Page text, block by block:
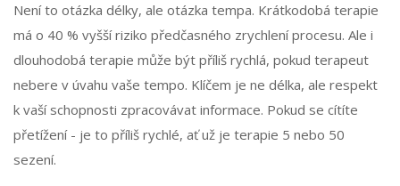
Není to otázka délky, ale otázka tempa. Krátkodobá terapie
má o 40 % vyšší riziko předčasného zrychlení procesu. Ale i
dlouhodobá terapie může být příliš rychlá, pokud terapeut
nebere v úvahu vaše tempo. Klíčem je ne délka, ale respekt
k vaší schopnosti zpracovávat informace. Pokud se cítíte
přetížení - je to příliš rychlé, ať už je terapie 5 nebo 50
sezení.